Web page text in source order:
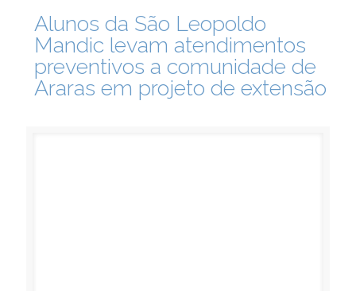
Alunos da São Leopoldo
Mandic levam atendimentos
preventivos a comunidade de
Araras em projeto de extensão